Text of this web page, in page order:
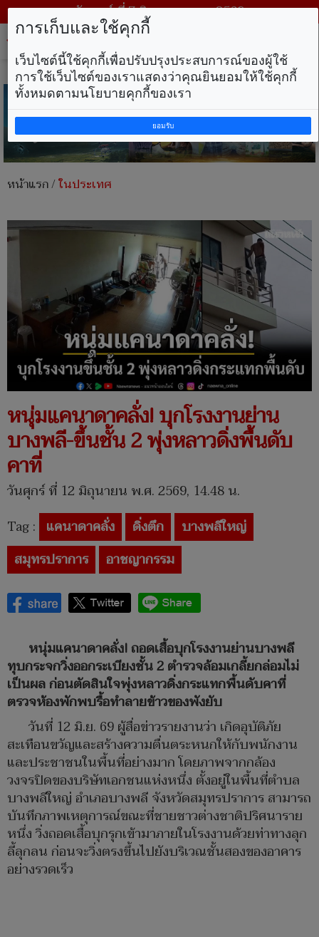
วันศุกร์ ที่ 7 สิงหาคม พ.ศ. 2569
หน้าแรก/ในประเทศ
หนุ่มแคนาดาคลั่ง! บุกโรงงานย่าน
บางพลี-ขึ้นชั้น 2 พุ่งหลาวดิ่งพื้นดับ
คาที่
วันศุกร์ ที่ 12 มิถุนายน พ.ศ. 2569, 14.48 น.
Tag : แคนาดาคลั่ง ดิ่งตึก
บางพลีใหญ่
สมุทรปราการ
อาชญากรรม
หนุ่มแคนาดาคลั่ง! ถอดเสื้อบุกโรงงานย่านบางพลี
ทุบกระจกวิ่งออกระเบียงชั้น 2 ตำรวจล้อมเกลี้ยกล่อมไม่
เป็นผล ก่อนตัดสินใจพุ่งหลาวดิ่งกระแทกพื้นดับคาที่
ตรวจห้องพักพบรื้อทำลายข้าวของพังยับ
วันที่ 12 มิ.ย. 69 ผู้สื่อข่าวรายงานว่า เกิดอุบัติภัย
สะเทือนขวัญและสร้างความตื่นตระหนกให้กับพนักงาน
และประชาชนในพื้นที่อย่างมาก โดยภาพจากกล้อง
วงจรปิดของบริษัทเอกชนแห่งหนึ่ง ตั้งอยู่ในพื้นที่ตำบล
บางพลีใหญ่ อำเภอบางพลี จังหวัดสมุทรปราการ สามารถ
บันทึกภาพเหตุการณ์ขณะที่ชายชาวต่างชาติปริศนาราย
หนึ่ง วิ่งถอดเสื้อบุกรุกเข้ามาภายในโรงงานด้วยท่าทางลุก
ลี้ลุกลน ก่อนจะวิ่งตรงขึ้นไปยังบริเวณชั้นสองของอาคาร
อย่างรวดเร็ว
การเก็บและใช้คุกกี้
เว็บไซต์นี้ใช้คุกกี้เพื่อปรับปรุงประสบการณ์ของผู้ใช้
การใช้เว็บไซต์ของเราแสดงว่าคุณยินยอมให้ใช้คุกกี้
ทั้งหมดตามนโยบายคุกกี้ของเรา
ยอมรับ